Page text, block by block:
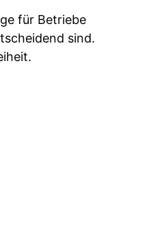
für Betriebe
sind.